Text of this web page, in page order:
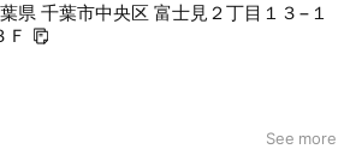
県 千葉市中央区 富士見２丁目１３−１
Ｆ
See more